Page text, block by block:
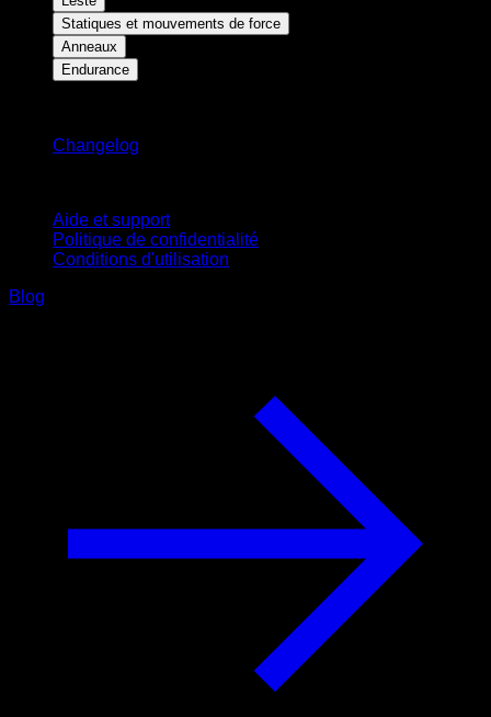
Statiques et mouvements de force
Anneaux
Endurance
Changelog
Aide et support
Politique de confidentialité
Conditions d'utilisation
Blog